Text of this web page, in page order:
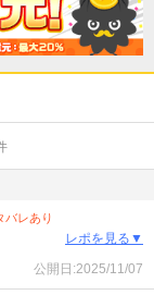
レあり
レポを見る▼
公開日:2025/11/07